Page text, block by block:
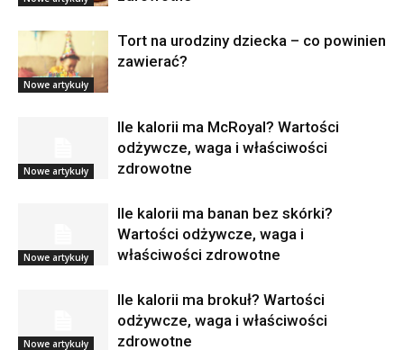
Nowe artykuły
Tort na urodziny dziecka – co powinien
zawierać?
Nowe artykuły
Ile kalorii ma McRoyal? Wartości
odżywcze, waga i właściwości
zdrowotne
Nowe artykuły
Ile kalorii ma banan bez skórki?
Wartości odżywcze, waga i
właściwości zdrowotne
Nowe artykuły
Ile kalorii ma brokuł? Wartości
odżywcze, waga i właściwości
zdrowotne